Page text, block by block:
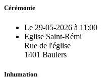
Cérémonie
Le 29-05-2026 à 11:00
Eglise Saint-Rémi
Rue de l'église
1401 Baulers
Inhumation